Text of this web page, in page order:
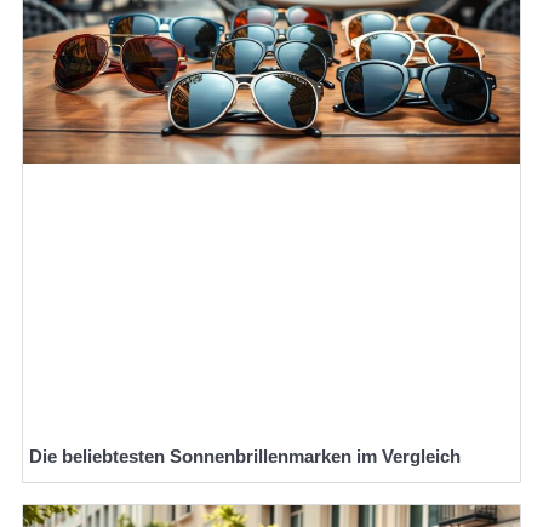
Die beliebtesten Sonnenbrillenmarken im Vergleich